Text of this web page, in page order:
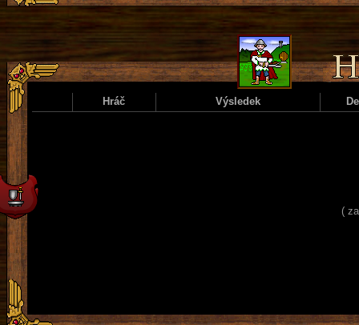
Hráč Výsledek
(